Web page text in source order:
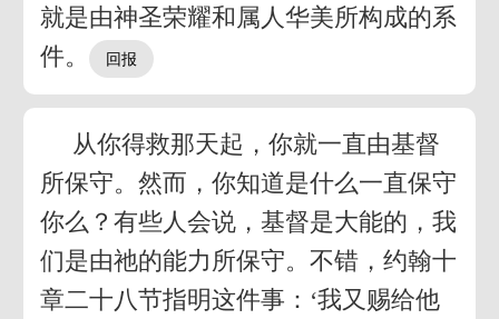
就是由神圣荣耀和属人华美所构成的系
件。
从你得救那天起，你就一直由基督
所保守。然而，你知道是什么一直保守
你么？有些人会说，基督是大能的，我
们是由祂的能力所保守。不错，约翰十
章二十八节指明这件事：‘我又赐给他